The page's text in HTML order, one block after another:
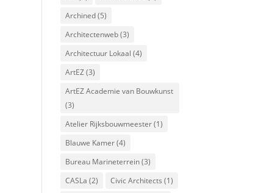
Archined(5)
Architectenweb(3)
Architectuur Lokaal (4)
ArtEZ(3)
ArtEZ Academie van Bouwkunst
(3)
Atelier Rijksbouwmeester(1)
Blauwe Kamer(4)
Bureau Marineterrein(3)
CASLa (2) Civic Architects (1)